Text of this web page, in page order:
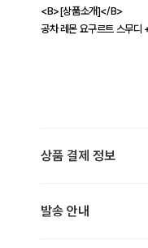
<B>[상품소개]</B>
공차 레몬 요구르트 스무디
상품 결제 정보
발송 안내